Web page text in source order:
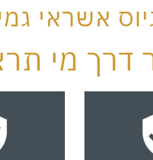
אשראי
דרך מי